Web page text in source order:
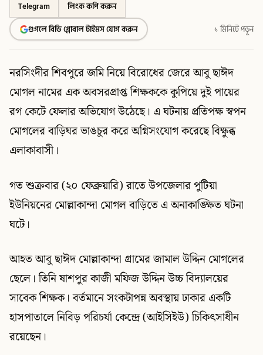
Telegram
লিংক কপি করুন
গুগলে বিডি গ্লোবাল টাইমস যোগ করুন
১ মিনিটে পড়ুন
নরসিংদীর শিবপুরে জমি নিয়ে বিরোধের জেরে আবু ছাঈদ
মোগল নামের এক অবসরপ্রাপ্ত শিক্ষককে কুপিয়ে দুই পায়ের
রগ কেটে ফেলার অভিযোগ উঠেছে। এ ঘটনায় প্রতিপক্ষ স্বপন
মোগলের বাড়িঘর ভাঙচুর করে অগ্নিসংযোগ করেছে বিক্ষুব্ধ
এলাকাবাসী।
গত শুক্রবার (২০ ফেব্রুয়ারি) রাতে উপজেলার পুটিয়া
ইউনিয়নের মোল্লাকান্দা মোগল বাড়িতে এ অনাকাঙ্ক্ষিত ঘটনা
ঘটে।
আহত আবু ছাঈদ মোল্লাকান্দা গ্রামের জামাল উদ্দিন মোগলের
ছেলে। তিনি ষাশপুর কাজী মফিজ উদ্দিন উচ্চ বিদ্যালয়ের
সাবেক শিক্ষক। বর্তমানে সংকটাপন্ন অবস্থায় ঢাকার একটি
হাসপাতালে নিবিড় পরিচর্যা কেন্দ্রে (আইসিইউ) চিকিৎসাধীন
রয়েছেন।